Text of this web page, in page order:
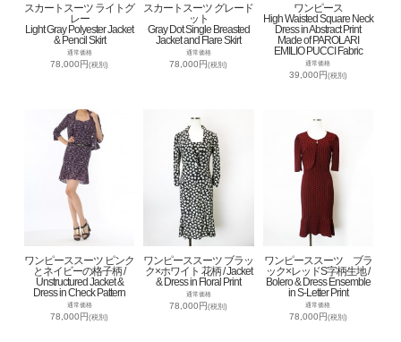
スカートスーツ ライトグ
レー
Light Gray Polyester Jacket
& Pencil Skirt
通常価格
78,000円(税別)
スカートスーツ グレード
ット
Gray Dot Single Breasted
Jacket and Flare Skirt
通常価格
78,000円(税別)
ワンピース
High Waisted Square Neck
Dress in Abstract Print
Made of PAROLARI
EMILIO PUCCI Fabric
通常価格
39,000円(税別)
ワンピーススーツ ピンク
とネイビーの格子柄 /
Unstructured Jacket &
Dress in Check Pattern
通常価格
78,000円(税別)
ワンピーススーツ ブラッ
ク×ホワイト 花柄 / Jacket
& Dress in Floral Print
通常価格
78,000円(税別)
ワンピーススーツ ブラ
ック×レッドS字柄生地 /
Bolero & Dress Ensemble
in S-Letter Print
通常価格
78,000円(税別)